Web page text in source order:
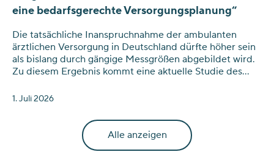
eine bedarfsgerechte Versorgungsplanung“
Die tatsächliche Inanspruchnahme der ambulanten
ärztlichen Versorgung in Deutschland dürfte höher sein
als bislang durch gängige Messgrößen abgebildet wird.
Zu diesem Ergebnis kommt eine aktuelle Studie des
die erstmals selbstberichtete Arztkontakte aus dem
Instituts für Wirtschaftsforschung (DIW) systematisch
mit vertragsärztlichen Abrechnungsdaten für das Jahr
2024 vergleicht.
1. Juli 2026
Alle anzeigen